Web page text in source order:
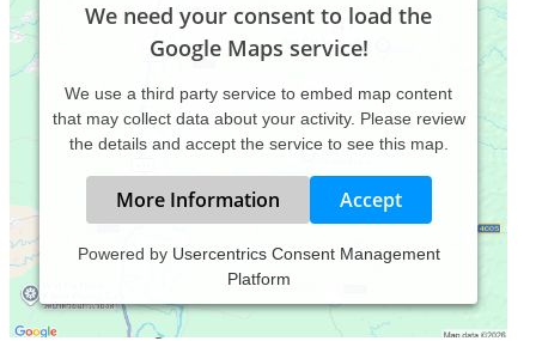
We need your consent to load the
Google Maps service!
We use a third party service to embed map content
that may collect data about your activity. Please review
the details and accept the service to see this map.
More Information Accept
Powered by Usercentrics Consent Management
Platform
Praxiszeiten:
nach Vereinbarung